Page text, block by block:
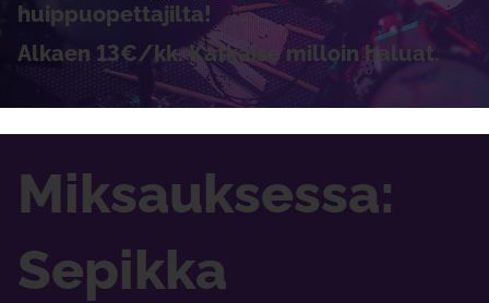
huippuopettajilta!
Alkaen 13€/kk. Katkaise milloin haluat.
Miksauksessa:
Sepikka